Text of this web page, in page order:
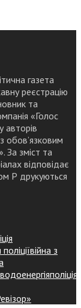
газета
реєстрацію
та
«Голос
авторів
обов’язковим
За зміст та
відповідає
Р друкуються
війна з
поліція